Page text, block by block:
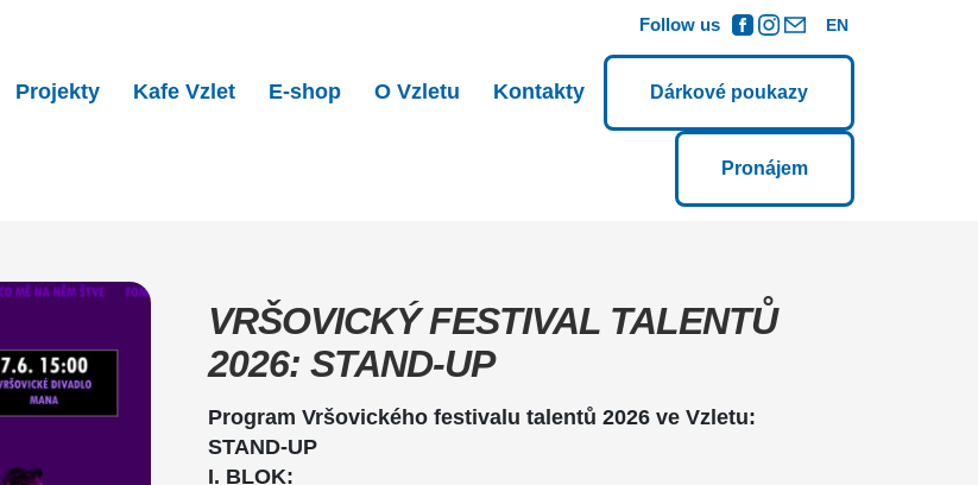
Follow us EN
Projekty Kafe Vzlet E-shop O Vzletu Kontakty Dárkové poukazy
Pronájem
VRŠOVICKÝ FESTIVAL TALENTŮ
2026: STAND-UP
Program Vršovického festivalu talentů 2026 ve Vzletu:
STAND-UP
I. BLOK: